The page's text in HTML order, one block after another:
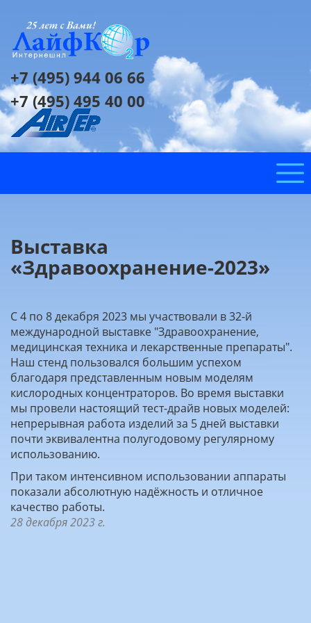
+7 (495) 944 06 66
+7 (495) 495 40 00
Выставка
«Здравоохранение-2023»
С 4 по 8 декабря 2023 мы участвовали в 32-й
международной выставке "Здравоохранение,
медицинская техника и лекарственные препараты".
Наш стенд пользовался большим успехом
благодаря представленным новым моделям
кислородных концентраторов. Во время выставки
мы провели настоящий тест-драйв новых моделей:
непрерывная работа изделий за 5 дней выставки
почти эквивалентна полугодовому регулярному
использованию.
При таком интенсивном использовании аппараты
показали абсолютную надёжность и отличное
качество работы.
28 декабря 2023 г.